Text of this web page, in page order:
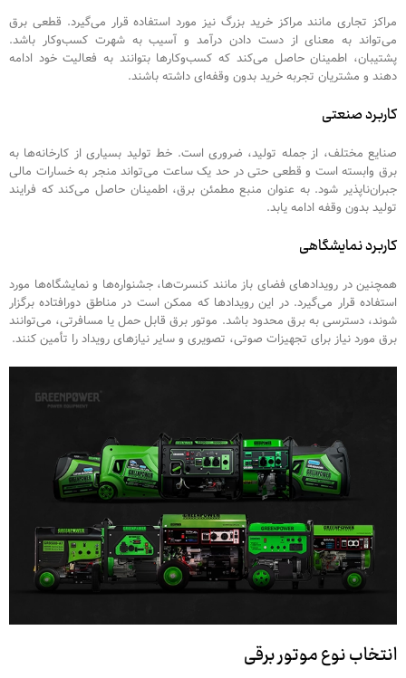
مراکز تجاری مانند مراکز خرید بزرگ نیز مورد استفاده قرار می‌گیرد. قطعی برق
می‌تواند به معنای از دست دادن درآمد و آسیب به شهرت کسب‌وکار باشد.
پشتیبان، اطمینان حاصل می‌کند که کسب‌وکارها بتوانند به فعالیت خود ادامه
دهند و مشتریان تجربه خرید بدون وقفه‌ای داشته باشند.
کاربرد صنعتی
صنایع مختلف، از جمله تولید، ضروری است. خط تولید بسیاری از کارخانه‌ها به
برق وابسته است و قطعی حتی در حد یک ساعت می‌تواند منجر به خسارات مالی
جبران‌ناپذیر شود. به عنوان منبع مطمئن برق، اطمینان حاصل می‌کند که فرایند
تولید بدون وقفه ادامه یابد.
کاربرد نمایشگاهی
همچنین در رویدادهای فضای باز مانند کنسرت‌ها، جشنواره‌ها و نمایشگاه‌ها مورد
استفاده قرار می‌گیرد. در این رویدادها که ممکن است در مناطق دورافتاده برگزار
شوند، دسترسی به برق محدود باشد. موتور برق قابل حمل یا مسافرتی، می‌توانند
برق مورد نیاز برای تجهیزات صوتی، تصویری و سایر نیازهای رویداد را تأمین کنند.
انتخاب نوع موتور برقی